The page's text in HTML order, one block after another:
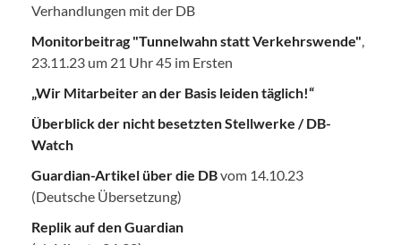
Verhandlungen mit der DB
Monitorbeitrag "Tunnelwahn statt Verkehrswende"
23.11.23 um 21 Uhr 45 im Ersten
„Wir Mitarbeiter an der Basis leiden täglich!“
Überblick der nicht besetzten Stellwerke / DB-
Watch
Guardian-Artikel über die DBvom 14.10.23
(Deutsche Übersetzung)
Replik auf den Guardian